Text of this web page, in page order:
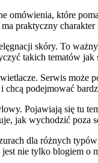
omówienia, które
praktyczny
skóry. To
takich tematów
Serwis
podejmować
Pojawiają się tu
jak wychodzić poza
dla różnych
nie tylko blogiem o